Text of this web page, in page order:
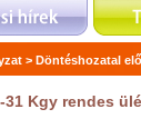
> Döntéshozatal
31 Kgy rendes